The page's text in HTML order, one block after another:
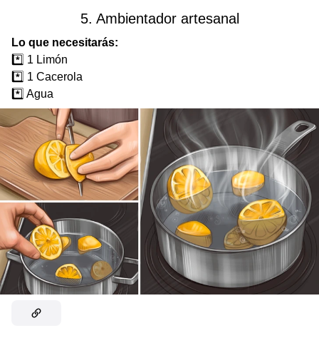
5. Ambientador artesanal
Lo que necesitarás:
*️⃣ 1 Limón
*️⃣ 1 Cacerola
*️⃣ Agua